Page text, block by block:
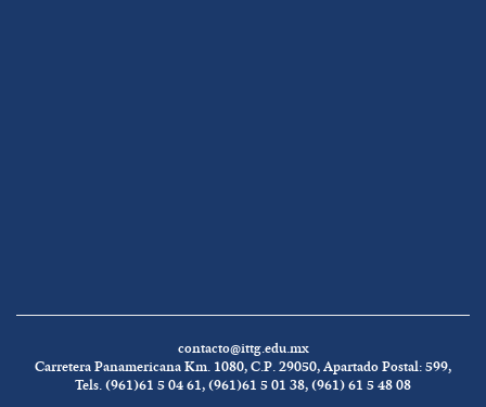
contacto@ittg.edu.mx
Carretera Panamericana Km. 1080, C.P. 29050, Apartado Postal: 599,
Tels. (961)61 5 04 61, (961)61 5 01 38, (961) 61 5 48 08